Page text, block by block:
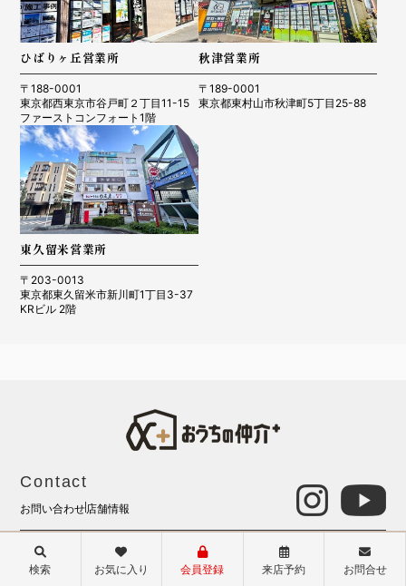
ひばりヶ丘営業所
〒188-0001
東京都西東京市谷戸町２丁目11-15
ファーストコンフォート1階
秋津営業所
〒189-0001
東京都東村山市秋津町5丁目25-88
東久留米営業所
〒203-0013
東京都東久留米市新川町1丁目3-37
KRビル 2階
Contact
お問い合わせ 店舗情報
来店予約
ご来店いただいた方限定で、
WEB未公開物件をご案内いたします！
検索 お気に入り 会員登録 来店予約 お問合せ